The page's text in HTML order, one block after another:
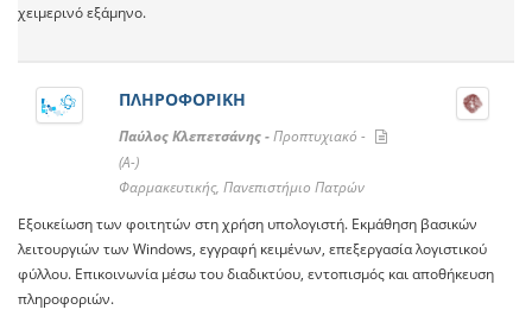
χειμερινό εξάμηνo.
ΠΛΗΡΟΦΟΡΙΚΗ
Παύλος Κλεπετσάνης -Προπτυχιακό -
(A-)
Φαρμακευτικής, Πανεπιστήμιο Πατρών
Εξοικείωση των φοιτητών στη χρήση υπολογιστή. Εκμάθηση βασικών
λειτουργιών των Windows, εγγραφή κειμένων, επεξεργασία λογιστικού
φύλλου. Επικοινωνία μέσω του διαδικτύου, εντοπισμός και αποθήκευση
πληροφοριών.